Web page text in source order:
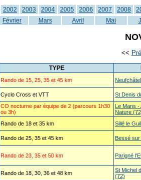
2002 2003 2004 2005 2006 2007 2008
Février Mars Avril Mai
<<
TYPE
Rando de 15, 25, 35 et 45 km
Cyclo Cross et VTT St Denis
CO nocturne par équipe de 2 (parcours 1h30
ou 3h)
Le Mans -
Nature
Rando de 18 et 35 km Sillé le
Rando de 25, 35 et 45 km Bessé
Rando de 23, 35 et 50 km Parigné
Rando de 18, 30, 36 et 48 km
St Michel
(72)